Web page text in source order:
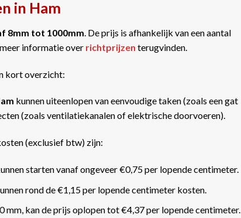
in Ham
8mm tot 1000mm . De prijs is afhankelijk van een aantal
informatie over richtprijzen terugvinden.
kort overzicht:
kunnen uiteenlopen van eenvoudige taken (zoals een gat
(zoals ventilatiekanalen of elektrische doorvoeren).
(exclusief btw) zijn:
starten vanaf ongeveer €0,75 per lopende centimeter.
rond de €1,15 per lopende centimeter kosten.
mm, kan de prijs oplopen tot €4,37 per lopende centimeter​​.